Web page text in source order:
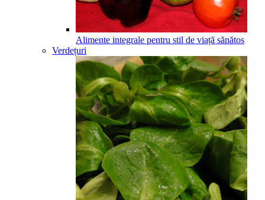
Alimente integrale pentru stil de viață sănătos
Verdețuri